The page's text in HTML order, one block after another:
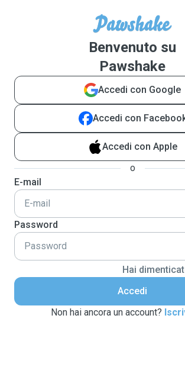
Benvenuto su
Pawshake
Accedi con Google
Accedi con
Accedi con Apple
o
E-mail
Password
Hai
Accedi
Non hai ancora un account?